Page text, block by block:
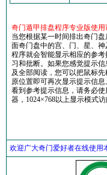
奇门遁甲排盘程序专业版使用
当您根据某一时间排出奇门
面奇门盘中的宫、门、星、
程序就会智能显示相应的参
习和批断。如果您感觉提示
及全部阅读，您可以把鼠标
原位置即可再次显示提示信
看到参考提示信息，请务必
器，1024×768以上显示模式访
欢迎广大奇门爱好者在线使用